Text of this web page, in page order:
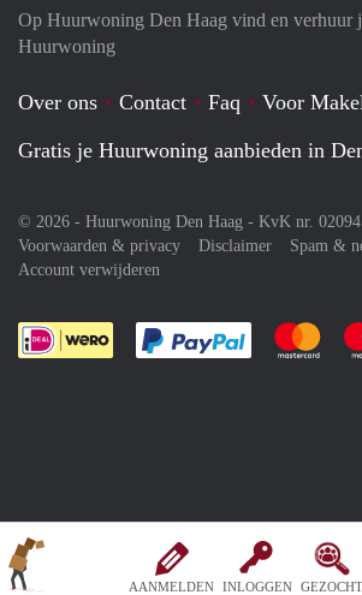
AANMELDEN INLOGGEN GEZOCHT
Op Huurwoning Den Haag vind en verhuur
Huurwoning
Over ons Contact Faq
Voor
Gratis je Huurwoning aanbieden in
© 2026 - Huurwoning Den Haag - KvK nr.
Voorwaarden & privacy
Disclaimer
Spam &
Account verwijderen
Je rekent Je